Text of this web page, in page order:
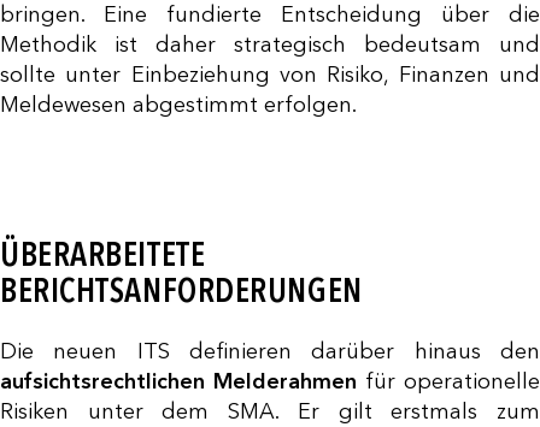
bringen. Eine fundierte Entscheidung über die
Methodik ist daher strategisch bedeutsam und
sollte unter Einbeziehung von Risiko, Finanzen und
Meldewesen abgestimmt erfolgen.
ÜBERARBEITETE
BERICHTSANFORDERUNGEN
Die neuen ITS definieren darüber hinaus den
aufsichtsrechtlichen Melderahmen für operationelle
Risiken unter dem SMA. Er gilt erstmals zum